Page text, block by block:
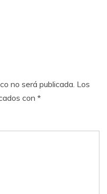
no será publicada. Los
con *